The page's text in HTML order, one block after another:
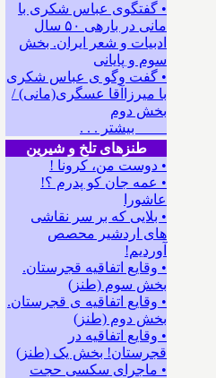
• گفتگوی عباس شکری با
مانی در باره‍ی ۵۰ سال
ادبیات و شعر ایران. بخش
سوم و پایانی
• گفت وگو ی عباس شکری
با میرزاآقا عسگری(مانی) /
بخش دوم
بیشتر . . .
طنزهای تلخ و شیرین
• دوست من، کرونا !
• ﻋﻤﻪ ﺟﺎﻥ ﻛﻮ ﭘﺪﺭﻡ ؟!
عاشورا
• بلایی که بر سر نقاشی
های اردشیر محصص
آوردیم!
• وقایع اتفاقیه قجرستان.
بخش سوم (طنز)
• وقایع اتفاقیه ی قجرستان.
بخش دوم (طنز)
• وقایع اتفاقیه در
قجرستان! بخش یک (طنز)
• ماجرای سکسی حجت